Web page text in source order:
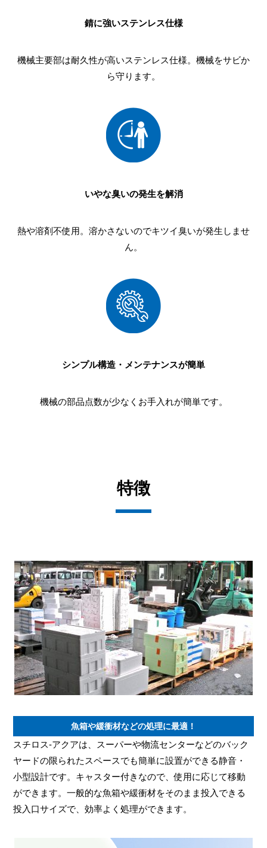
錆に強いステンレス仕様
機械主要部は耐久性が高いステンレス仕様。機械をサビか
ら守ります。
いやな臭いの発生を解消
熱や溶剤不使用。溶かさないのでキツイ臭いが発生しませ
ん。
シンプル構造・メンテナンスが簡単
機械の部品点数が少なくお手入れが簡単です。
特徴
魚箱や緩衝材などの処理に最適 ！
スチロス-アクアは、スーパーや物流センターなどのバック
ヤードの限られたスペースでも簡単に設置ができる静音・
小型設計です。キャスター付きなので、使用に応じて移動
ができます。一般的な魚箱や緩衝材をそのまま投入できる
投入口サイズで、効率よく処理ができます。